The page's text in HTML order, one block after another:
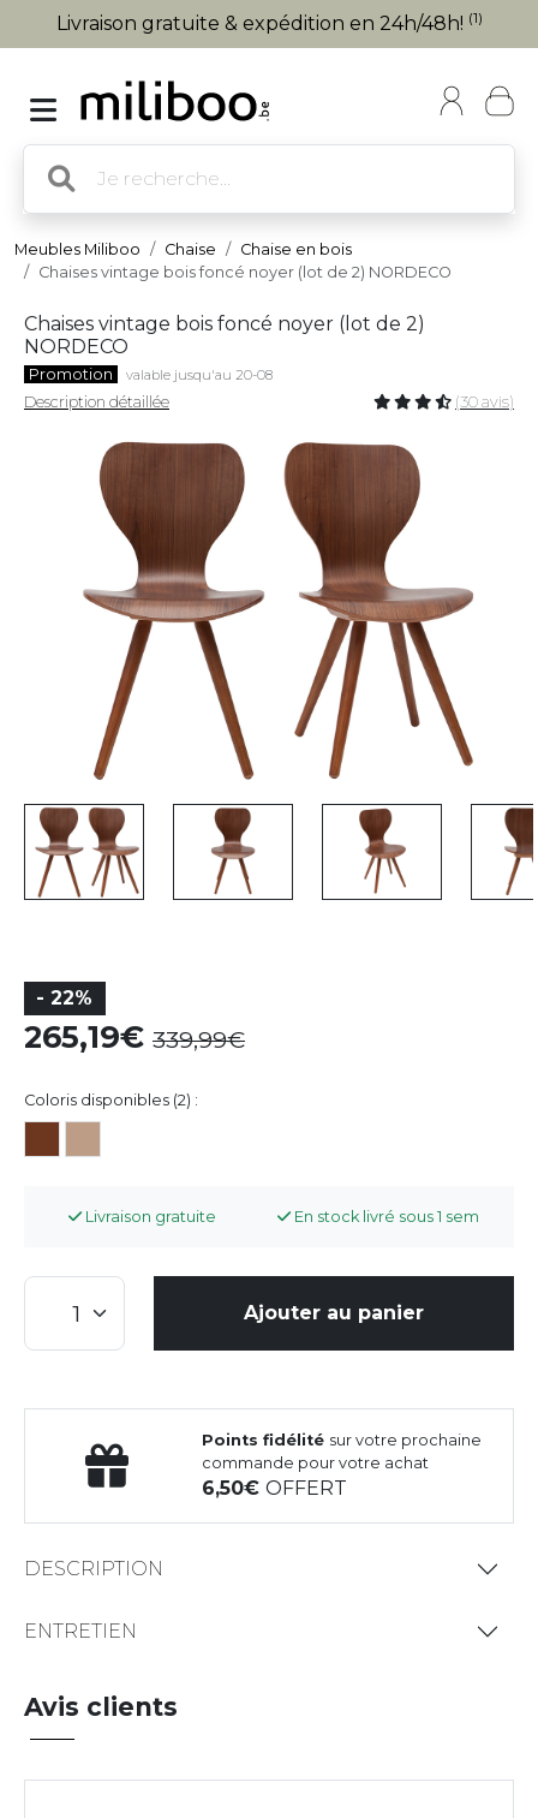
Livraison gratuite & expédition en 24h/48h! (1)
Meubles Miliboo Chaise
Chaise en bois
Chaises vintage bois foncé noyer (lot de 2) NORDECO
Chaises vintage bois foncé noyer (lot de 2)
NORDECO
Promotion valable jusqu'au 20-08
Description détaillée (30 avis)
- 22%
265,19 339,99
Coloris disponibles (2) :
Livraison gratuite En stock livré sous 1 sem
Ajouter au panier
Points fidélité sur votre prochaine
commande pour votre achat
6,50OFFERT
DESCRIPTION
ENTRETIEN
Avis clients